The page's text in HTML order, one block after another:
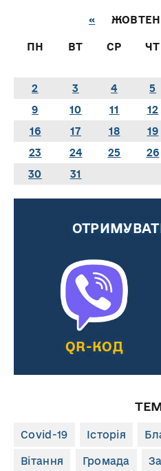
«
ПН ВТ СР ЧТ
2
3 4 5
9
10 11 12
16
17 18 19
23
24 25 26
30
31
QR-КОД
Covid-19 Історія
Вітання Громада